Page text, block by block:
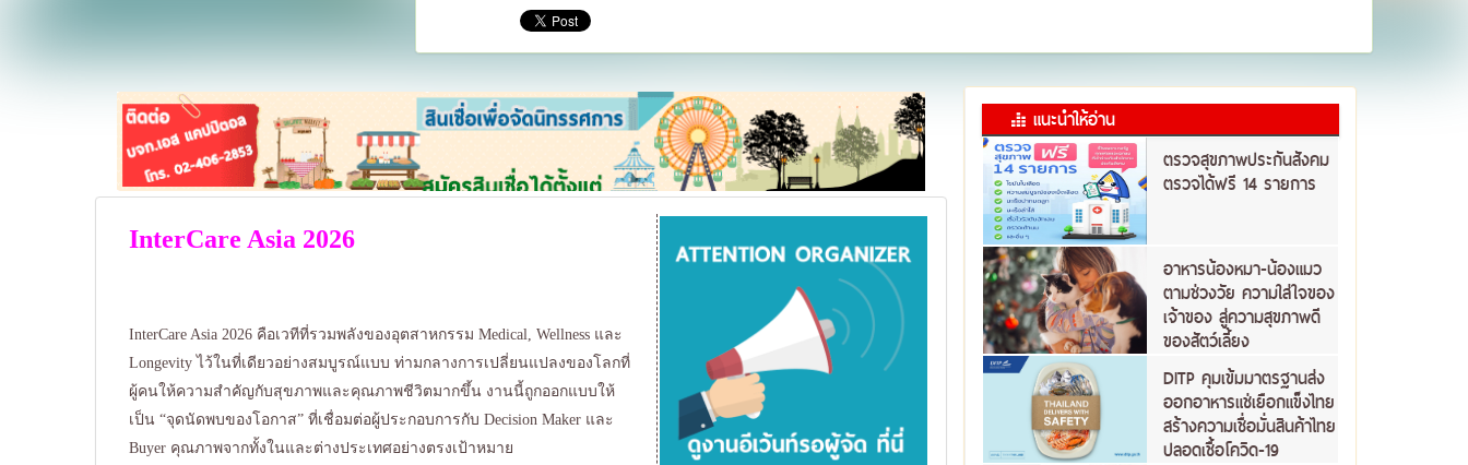
InterCare Asia 2026
InterCare Asia 2026 คือเวทีที่รวมพลังของอุตสาหกรรม Medical, Wellness และ
Longevity ไว้ในที่เดียวอย่างสมบูรณ์แบบ ท่ามกลางการเปลี่ยนแปลงของโลกที่
ผู้คนให้ความสำคัญกับสุขภาพและคุณภาพชีวิตมากขึ้น งานนี้ถูกออกแบบให้
เป็น “จุดนัดพบของโอกาส” ที่เชื่อมต่อผู้ประกอบการกับ Decision Maker และ
Buyer คุณภาพจากทั้งในและต่างประเทศอย่างตรงเป้าหมาย
แนะนำให้อ่าน
ตรวจสุขภาพประกันสังคม
ตรวจได้ฟรี 14 รายการ
อาหารน้องหมา-น้องแมว
ตามช่วงวัย ความใส่ใจของ
เจ้าของ สู่ความสุขภาพดี
ของสัตว์เลี้ยง
DITP คุมเข้มมาตรฐานส่ง
ออกอาหารแช่เยือกแข็งไทย
สร้างความเชื่อมั่นสินค้าไทย
ปลอดเชื้อโควิด-19